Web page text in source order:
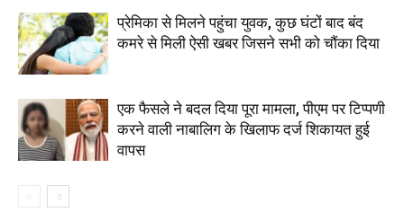
प्रेमिका से मिलने पहुंचा युवक, कुछ घंटों बाद बंद
कमरे से मिली ऐसी खबर जिसने सभी को चौंका दिया
एक फैसले ने बदल दिया पूरा मामला, पीएम पर टिप्पणी
करने वाली नाबालिग के खिलाफ दर्ज शिकायत हुई
वापस